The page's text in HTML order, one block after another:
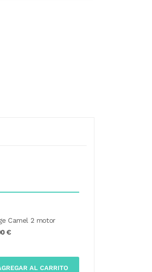
Camel 2 motor
€
AL CARRITO